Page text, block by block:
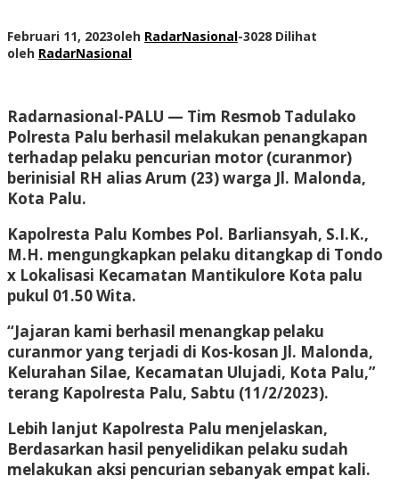
Februari 11, 2023oleh RadarNasional-3028 Dilihat
oleh RadarNasional
Radarnasional-PALU — Tim Resmob Tadulako
Polresta Palu berhasil melakukan penangkapan
terhadap pelaku pencurian motor (curanmor)
berinisial RH alias Arum (23) warga Jl. Malonda,
Kota Palu.
Kapolresta Palu Kombes Pol. Barliansyah, S.I.K.,
M.H. mengungkapkan pelaku ditangkap di Tondo
x Lokalisasi Kecamatan Mantikulore Kota palu
pukul 01.50 Wita.
“Jajaran kami berhasil menangkap pelaku
curanmor yang terjadi di Kos-kosan Jl. Malonda,
Kelurahan Silae, Kecamatan Ulujadi, Kota Palu,”
terang Kapolresta Palu, Sabtu (11/2/2023).
Lebih lanjut Kapolresta Palu menjelaskan,
Berdasarkan hasil penyelidikan pelaku sudah
melakukan aksi pencurian sebanyak empat kali.